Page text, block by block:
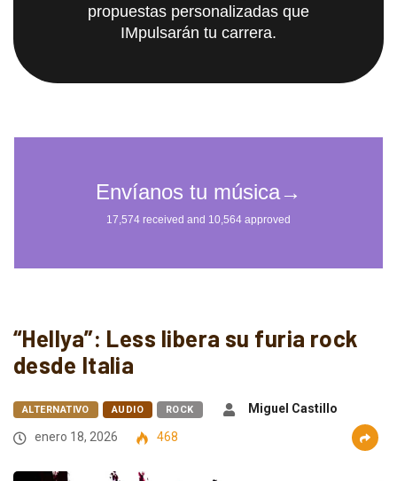
propuestas personalizadas que
IMpulsarán tu carrera.
“Hellya”: Less libera su furia rock
desde Italia
ALTERNATIVO AUDIO ROCK
Miguel Castillo
enero 18, 2026
468